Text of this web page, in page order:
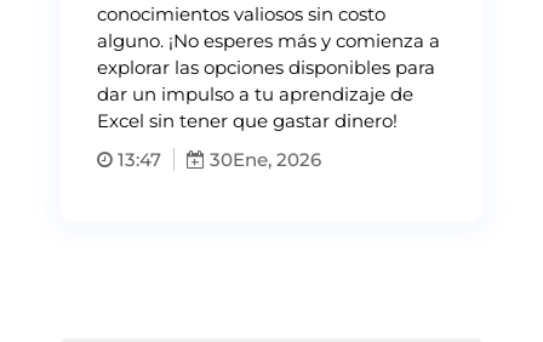
conocimientos valiosos sin costo
alguno. ¡No esperes más y comienza a
explorar las opciones disponibles para
dar un impulso a tu aprendizaje de
Excel sin tener que gastar dinero!
13:47
30Ene, 2026